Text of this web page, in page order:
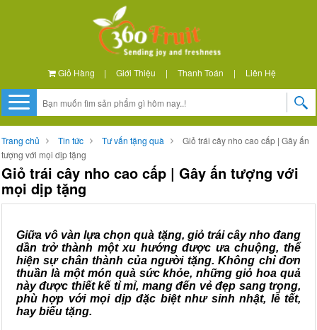
Giỏ Hàng | Giới Thiệu | Thanh Toán | Liên Hệ
Trang chủ Tin tức Tư vấn tặng quà
Giỏ trái cây nho cao cấp | Gây ấn
tượng với mọi dịp tặng
Giỏ trái cây nho cao cấp | Gây ấn tượng với
mọi dịp tặng
Giữa vô vàn lựa chọn quà tặng, giỏ trái cây nho đang
dần trở thành một xu hướng được ưa chuộng, thể
hiện sự chân thành của người tặng. Không chỉ đơn
thuần là một món quà sức khỏe, những giỏ hoa quả
này được thiết kế tỉ mỉ, mang đến vẻ đẹp sang trọng,
phù hợp với mọi dịp đặc biệt như sinh nhật, lễ tết,
hay biếu tặng.